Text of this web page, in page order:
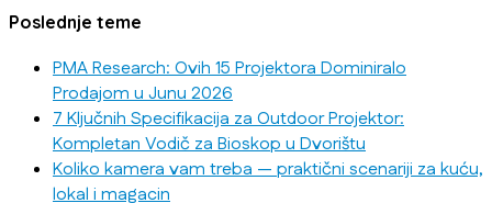
Poslednje teme
PMA Research: Ovih 15 Projektora Dominiralo
Prodajom u Junu 2026
7 Ključnih Specifikacija za Outdoor Projektor:
Kompletan Vodič za Bioskop u Dvorištu
Koliko kamera vam treba — praktični scenariji za kuću,
lokal i magacin